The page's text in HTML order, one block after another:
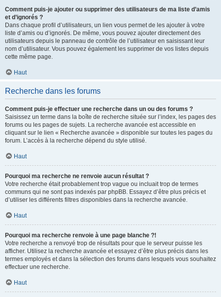
Comment puis-je ajouter ou supprimer des utilisateurs de ma liste d’amis
et d’ignorés ?
Dans chaque profil d’utilisateurs, un lien vous permet de les ajouter à votre
liste d’amis ou d’ignorés. De même, vous pouvez ajouter directement des
utilisateurs depuis le panneau de contrôle de l’utilisateur en saisissant leur
nom d’utilisateur. Vous pouvez également les supprimer de vos listes depuis
cette même page.
Haut
Recherche dans les forums
Comment puis-je effectuer une recherche dans un ou des forums ?
Saisissez un terme dans la boîte de recherche située sur l’index, les pages des
forums ou les pages de sujets. La recherche avancée est accessible en
cliquant sur le lien « Recherche avancée » disponible sur toutes les pages du
forum. L’accès à la recherche dépend du style utilisé.
Haut
Pourquoi ma recherche ne renvoie aucun résultat ?
Votre recherche était probablement trop vague ou incluait trop de termes
communs qui ne sont pas indexés par phpBB. Essayez d’être plus précis et
d’utiliser les différents filtres disponibles dans la recherche avancée.
Haut
Pourquoi ma recherche renvoie à une page blanche ?!
Votre recherche a renvoyé trop de résultats pour que le serveur puisse les
afficher. Utilisez la recherche avancée et essayez d’être plus précis dans les
termes employés et dans la sélection des forums dans lesquels vous souhaitez
effectuer une recherche.
Haut